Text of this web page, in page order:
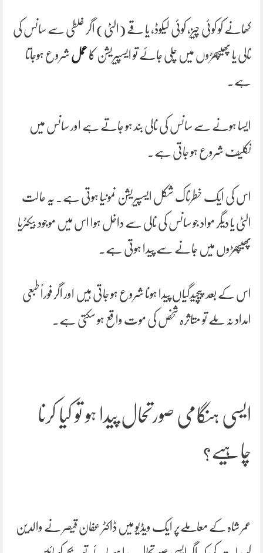
کھانے کو کوئی چیز، کوئی لیکوڈ، یا قے (الٹی) اگر غلطی سے سانس کی
نالی یا پھیپھڑوں میں چلی جائے تو ایسپیریشن کا عمل شروع ہوجاتا
ہے۔
ایسا ہونے سے سانس کی نالی بند ہو جاتے ہے اور سانس میں
تکلیف شروع ہو جاتی ہے۔
اس کی ایک خطرناک شکل ایسپیریشن نمونیا ہوتی ہے۔ یہ حالت
الٹی یا دیگر مواد جو سانس کی نالی سے داخل ہوا اس میں موجود بیکٹریا
پھیپھڑوں میں جانے سے پیدا ہوتی ہے۔
اس کے بعد پیچیدگیاں پیدا ہونا شروع ہو جاتی ہیں اور اگر فوراً طبعی
امداد نہ ملے تو متاثرہ شخص کی موت واقع ہو سکتی ہے۔
ایسی ہنگامی صورتحال پیدا ہو تو کیا کرنا
چاہیے؟
عمر شاہ کے معاملےپر ایک ویڈیو میں ڈاکٹر عفان قیصر نے والدین